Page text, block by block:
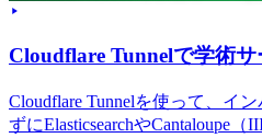
Cloudflare Tunnelで学術
Cloudflare Tunnelを使って、イ
ずにElasticsearchやCantaloupe